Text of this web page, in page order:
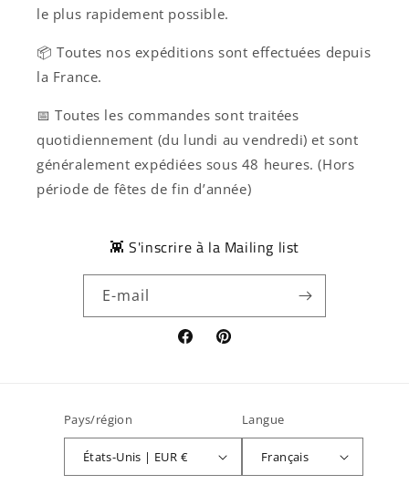
le plus rapidement possible.
📦 Toutes nos expéditions sont effectuées depuis
la France.
📅 Toutes les commandes sont traitées
quotidiennement (du lundi au vendredi) et sont
généralement expédiées sous 48 heures. (Hors
période de fêtes de fin d’année)
👾 S'inscrire à la Mailing list
E-mail
FacebookPinterest
Pays/région
États-Unis | EUR €
Langue
Français